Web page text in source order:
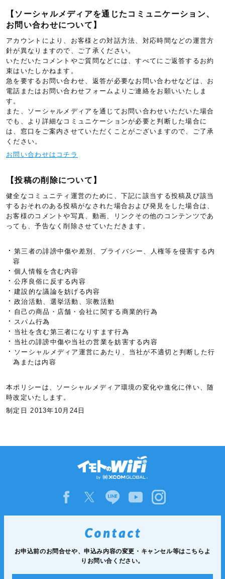
【ソーシャルメディアを通じたコミュニケーション、
お問い合わせについて】
アカウントにより、お客様との対話方法、対応時間などの運営方
針が異なりますので、ご了承ください。
いただいたコメントやご質問などには、すべてにご返答するお約
束はいたしかねます。
急を要するお問い合わせ、返答が必要なお問い合わせなどは、お
電話またはお問い合わせフォームよりご連絡をお願いいたしま
す。
また、ソーシャルメディアを通じてお問い合わせいただいた場合
でも、より詳細なコミュニケーションが必要と判断した場合に
は、窓口をご案内させていただくことがございますので、ご了承
ください。
お問い合わせはコチラ
【投稿の削除について】
健全なコミュニティ運営のために、下記に該当する投稿及び該当
するおそれのある投稿がなされた場合および発見をした場合は、
お客様のコメントや写真、動画、リンクその他のコンテンツであ
っても、予告なく削除させていただきます。
第三者の誹謗中傷や差別、プライバシー、人権等を侵害する内
容
個人情報を含む内容
公序良俗に反する内容
建設的な議論を妨げる内容
政治活動、選挙活動、宗教活動
自己の商品・店舗・会社に関する商業的行為
スパム行為
当社を含む第三者になりすます行為
当社の誹謗中傷や当社の営業を妨害する内容
ソーシャルメディア運営にあたり、当社が不適切と判断した行
為または内容
本ポリシーは、ソーシャルメディア環境の変化や進化に伴い、随
時改定いたします。
制定日
2013年10月24日
お申込前のお問合せや、申込み内容の変更・キャンセル等はこちらよ
りお問い合ください。